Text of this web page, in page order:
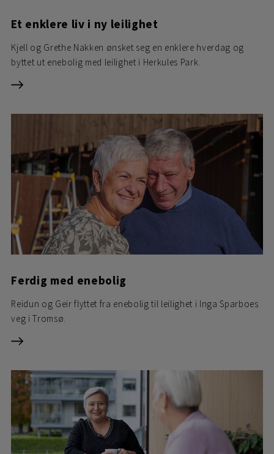
Et enklere liv i ny leilighet
Kjell og Grethe Nakken ønsket seg en enklere hverdag og
byttet ut enebolig med leilighet i Herkules Park.
Ferdig med enebolig
Reidun og Geir flyttet fra enebolig til leilighet i Inga Sparboes
veg i Tromsø.